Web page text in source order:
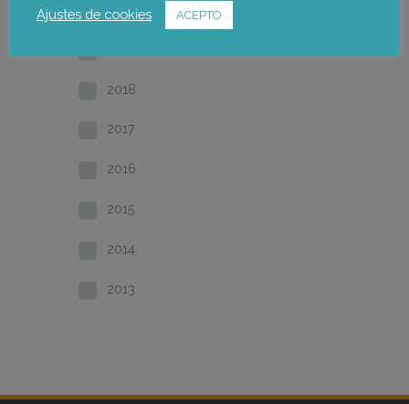
2020
2018
2017
2016
2015
2014
2013
Ajustes de cookies ACEPTO